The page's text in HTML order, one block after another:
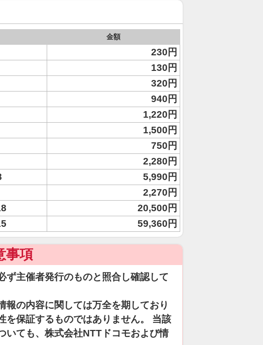
金額
230円
130円
320円
940円
1,220円
1,500円
750円
2,280円
5,990円
2,270円
20,500円
59,360円
事項
ず主催者発行のものと照合し確認して
の内容に関しては万全を期しており
を保証するものではありません。 当該
いても、株式会社NTTドコモおよび情